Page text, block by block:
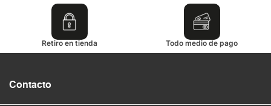
Retiro en tienda Todo medio de pago
Contacto